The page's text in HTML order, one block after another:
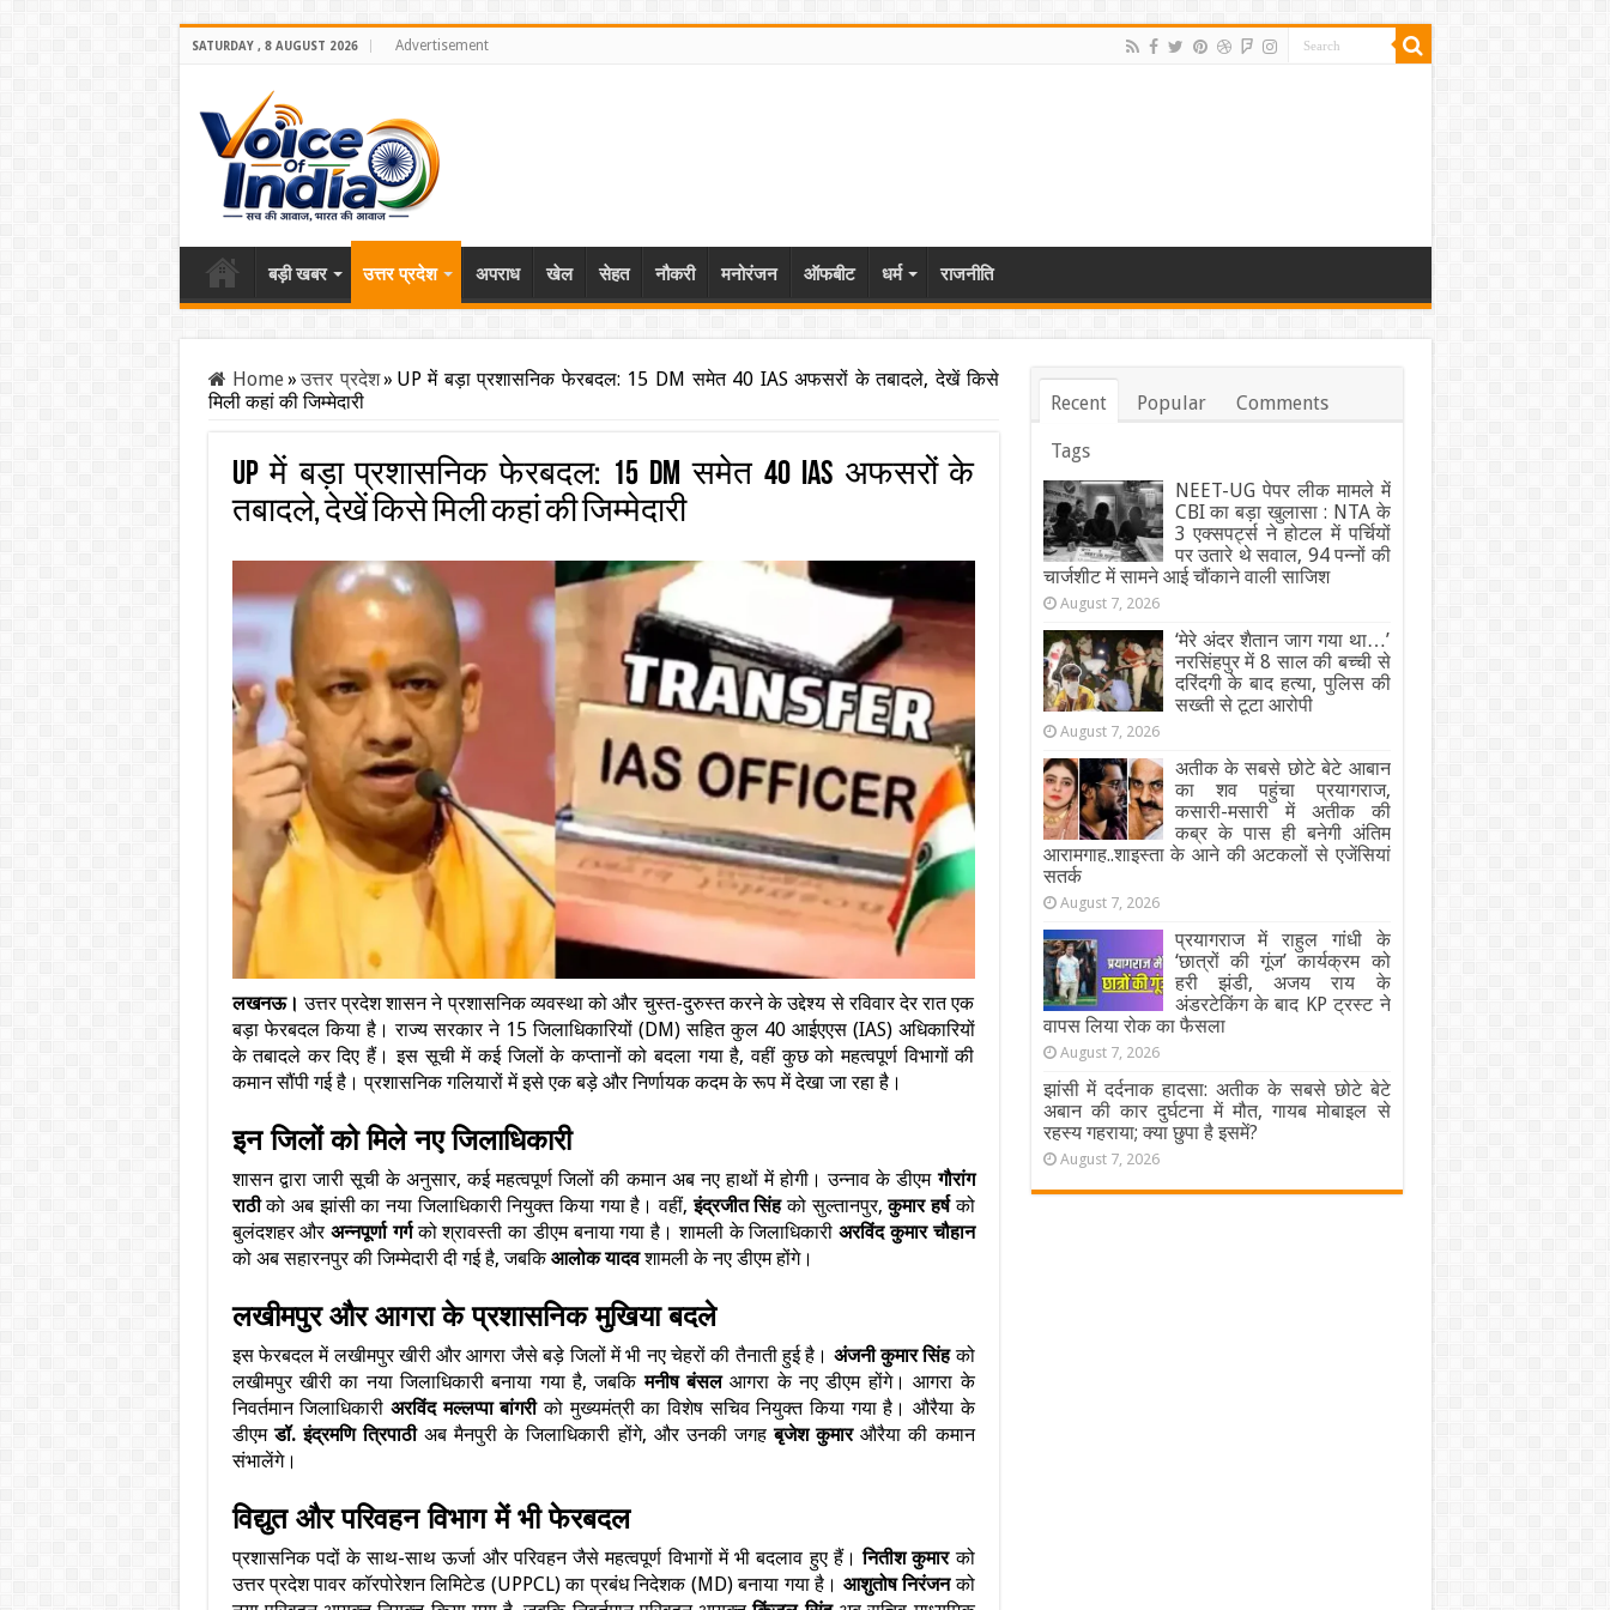
SATURDAY , 8 AUGUST 2026 Advertisement
बड़ी खबर उत्तर प्रदेश अपराध खेल सेहत नौकरी मनोरंजन ऑफबीट धर्म राजनीति
Home» उत्तर प्रदेश» UP में बड़ा प्रशासनिक फेरबदल: 15 DM समेत 40 IAS अफसरों के तबादले, देखें किसे
मिली कहां की जिम्मेदारी
UP में बड़ा प्रशासनिक फेरबदल: 15 DM समेत 40 IAS अफसरों के
तबादले, देखें किसे मिली कहां की जिम्मेदारी
लखनऊ। उत्तर प्रदेश शासन ने प्रशासनिक व्यवस्था को और चुस्त-दुरुस्त करने के उद्देश्य से रविवार देर रात एक
बड़ा फेरबदल किया है। राज्य सरकार ने 15 जिलाधिकारियों (DM) सहित कुल 40 आईएएस (IAS) अधिकारियों
के तबादले कर दिए हैं। इस सूची में कई जिलों के कप्तानों को बदला गया है, वहीं कुछ को महत्वपूर्ण विभागों की
कमान सौंपी गई है। प्रशासनिक गलियारों में इसे एक बड़े और निर्णायक कदम के रूप में देखा जा रहा है।
इन जिलों को मिले नए जिलाधिकारी
शासन द्वारा जारी सूची के अनुसार, कई महत्वपूर्ण जिलों की कमान अब नए हाथों में होगी। उन्नाव के डीएमगौरांग
राठीको अब झांसी का नया जिलाधिकारी नियुक्त किया गया है। वहीं,इंद्रजीत सिंहको सुल्तानपुर,कुमार हर्षको
बुलंदशहर और अन्नपूर्णा गर्गको श्रावस्ती का डीएम बनाया गया है। शामली के जिलाधिकारी अरविंद कुमार चौहान
को अब सहारनपुर की जिम्मेदारी दी गई है, जबकिआलोक यादवशामली के नए डीएम होंगे।
लखीमपुर और आगरा के प्रशासनिक मुखिया बदले
इस फेरबदल में लखीमपुर खीरी और आगरा जैसे बड़े जिलों में भी नए चेहरों की तैनाती हुई है। अंजनी कुमार सिंहको
लखीमपुर खीरी का नया जिलाधिकारी बनाया गया है, जबकिमनीष बंसलआगरा के नए डीएम होंगे। आगरा के
निवर्तमान जिलाधिकारी अरविंद मल्लप्पा बांगरीको मुख्यमंत्री का विशेष सचिव नियुक्त किया गया है। औरैया के
डीएमडॉ. इंद्रमणि त्रिपाठीअब मैनपुरी के जिलाधिकारी होंगे, और उनकी जगहबृजेश कुमारऔरैया की कमान
संभालेंगे।
विद्युत और परिवहन विभाग में भी फेरबदल
प्रशासनिक पदों के साथ-साथ ऊर्जा और परिवहन जैसे महत्वपूर्ण विभागों में भी बदलाव हुए हैं।नितीश कुमारको
उत्तर प्रदेश पावर कॉरपोरेशन लिमिटेड (UPPCL) का प्रबंध निदेशक (MD) बनाया गया है। आशुतोष निरंजनको
Recent Popular Comments
Tags
NEET-UG पेपर लीक मामले में
CBI का बड़ा खुलासा : NTA के
3 एक्सपर्ट्स ने होटल में पर्चियों
पर उतारे थे सवाल, 94 पन्नों की
चार्जशीट में सामने आई चौंकाने वाली साजिश
August 7, 2026
‘मेरे अंदर शैतान जाग गया था…’
नरसिंहपुर में 8 साल की बच्ची से
दरिंदगी के बाद हत्या, पुलिस की
सख्ती से टूटा आरोपी
August 7, 2026
अतीक के सबसे छोटे बेटे आबान
का शव पहुंचा प्रयागराज,
कसारी-मसारी में अतीक की
कब्र के पास ही बनेगी अंतिम
आरामगाह..शाइस्ता के आने की अटकलों से एजेंसियां
सतर्क
August 7, 2026
प्रयागराज में राहुल गांधी के
‘छात्रों की गूंज’ कार्यक्रम को
हरी झंडी, अजय राय के
अंडरटेकिंग के बाद KP ट्रस्ट ने
वापस लिया रोक का फैसला
August 7, 2026
झांसी में दर्दनाक हादसा: अतीक के सबसे छोटे बेटे
अबान की कार दुर्घटना में मौत, गायब मोबाइल से
रहस्य गहराया; क्या छुपा है इसमें?
August 7, 2026